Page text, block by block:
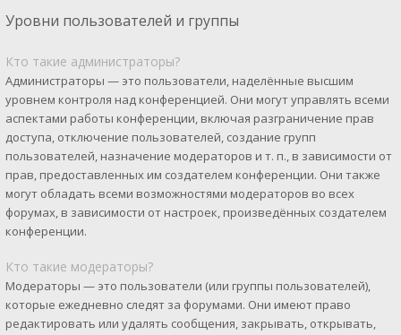
Уровни пользователей и группы
Кто такие администраторы?
Администраторы — это пользователи, наделённые высшим
уровнем контроля над конференцией. Они могут управлять всеми
аспектами работы конференции, включая разграничение прав
доступа, отключение пользователей, создание групп
пользователей, назначение модераторов и т. п., в зависимости от
прав, предоставленных им создателем конференции. Они также
могут обладать всеми возможностями модераторов во всех
форумах, в зависимости от настроек, произведённых создателем
конференции.
Кто такие модераторы?
Модераторы — это пользователи (или группы пользователей),
которые ежедневно следят за форумами. Они имеют право
редактировать или удалять сообщения, закрывать, открывать,